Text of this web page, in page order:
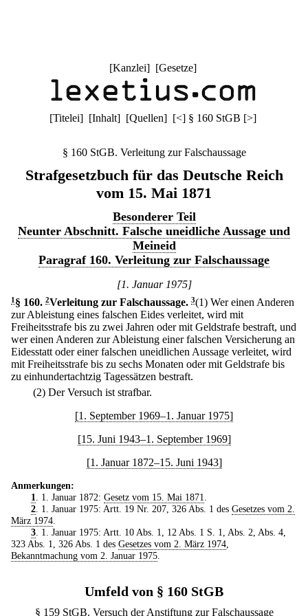
[Kanzlei] [Gesetze]
[Titelei] [Inhalt] [Quellen] [<] § 160 StGB [>]
§ 160 StGB. Verleitung zur Falschaussage
Strafgesetzbuch für das Deutsche Reich
vom 15. Mai 1871
Besonderer Teil
Neunter Abschnitt. Falsche uneidliche Aussage und
Meineid
Paragraf 160. Verleitung zur Falschaussage
[1. Januar 1975]
1 § 160. 2Verleitung zur Falschaussage. 3(1) Wer einen Anderen
zur Ableistung eines falschen Eides verleitet, wird mit
Freiheitsstrafe bis zu zwei Jahren oder mit Geldstrafe bestraft, und
wer einen Anderen zur Ableistung einer falschen Versicherung an
Eidesstatt oder einer falschen uneidlichen Aussage verleitet, wird
mit Freiheitsstrafe bis zu sechs Monaten oder mit Geldstrafe bis
zu einhundertachtzig Tagessätzen bestraft.
(2) Der Versuch ist strafbar.
[1. September 1969–1. Januar 1975]
[15. Juni 1943–1. September 1969]
[1. Januar 1872–15. Juni 1943]
Anmerkungen:
1. 1. Januar 1872: Gesetz vom 15. Mai 1871.
2. 1. Januar 1975: Artt. 19 Nr. 207, 326 Abs. 1 des Gesetzes vom 2.
März 1974.
3. 1. Januar 1975: Artt. 10 Abs. 1, 12 Abs. 1 S. 1, Abs. 2, Abs. 4,
323 Abs. 1, 326 Abs. 1 des Gesetzes vom 2. März 1974,
Bekanntmachung vom 2. Januar 1975.
Umfeld von § 160 StGB
§ 159 StGB. Versuch der Anstiftung zur Falschaussage